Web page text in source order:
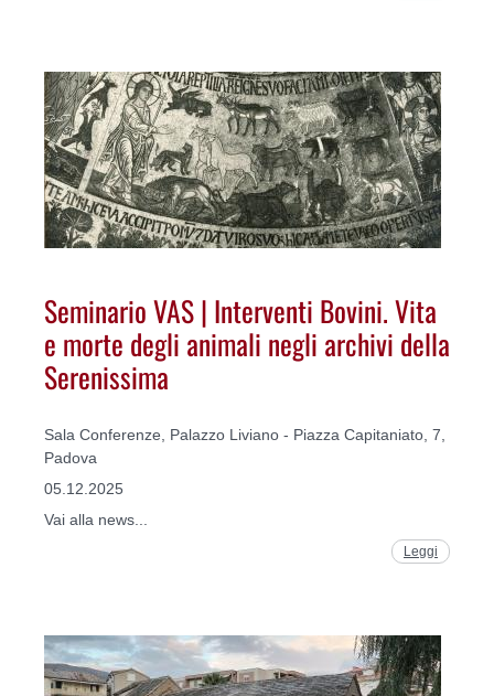
Seminario VAS | Interventi Bovini. Vita
e morte degli animali negli archivi della
Serenissima
Sala Conferenze, Palazzo Liviano - Piazza Capitaniato, 7,
Padova
05.12.2025
Vai alla news...
Leggi